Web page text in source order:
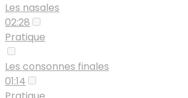
Les nasales
02:28
Pratique
Les consonnes finales
01:14